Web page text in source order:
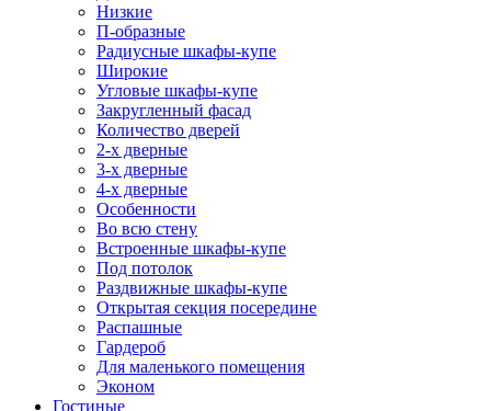
Низкие
П-образные
Радиусные шкафы-купе
Широкие
Угловые шкафы-купе
Закругленный фасад
Количество дверей
2-х дверные
3-х дверные
4-х дверные
Особенности
Во всю стену
Встроенные шкафы-купе
Под потолок
Раздвижные шкафы-купе
Открытая секция посередине
Распашные
Гардероб
Для маленького помещения
Эконом
Гостиные